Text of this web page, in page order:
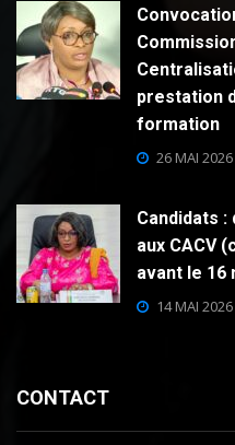
prestation
formation
26 MAI 2026
Candidats
aux CACV
avant le 16
14 MAI 2026
CONTACT